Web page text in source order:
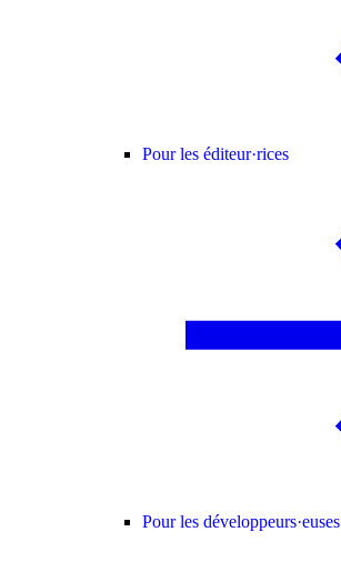
Pour les éditeur·rices
Pour les développeurs·euses